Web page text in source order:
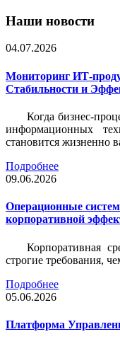
Наши новости
04.07.2026
Мониторинг ИТ-
Стабильности и
Когда бизнес-
информационных
становится жизненно
Подробнее
09.06.2026
Операционные
корпоративной
Корпоративная
строгие требования,
Подробнее
05.06.2026
Платформа